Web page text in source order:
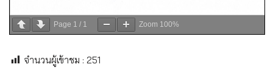
Page 1 / 1 Zoom 100%
จำนวนผู้เข้าชม : 251